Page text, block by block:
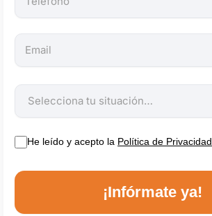
He leído y acepto la Política de Privacidad
¡Infórmate ya!